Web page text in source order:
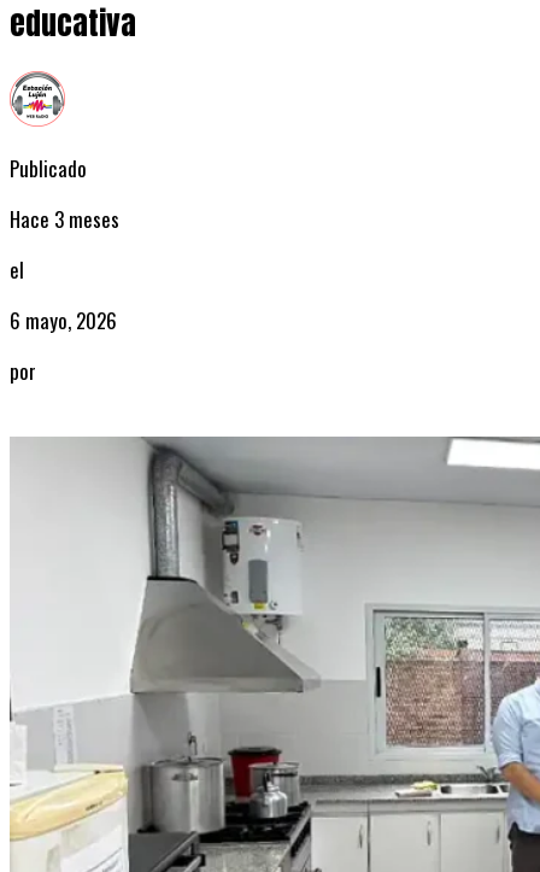
educativa
Publicado
Hace 3 meses
el
6 mayo, 2026
por